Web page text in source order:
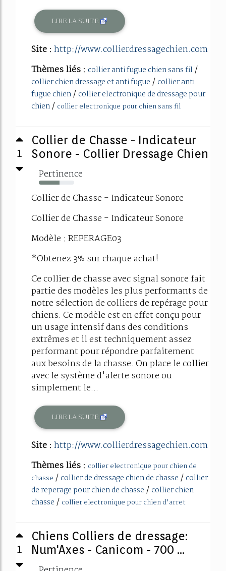
LIRE LA SUITE
Site : http://www.collierdressagechien.com
Thèmes liés : collier anti fugue chien sans fil /
collier chien dressage et anti fugue / collier anti
fugue chien/ collier electronique de dressage pour
chien/ collier electronique pour chien sans fil
1
Collier de Chasse - Indicateur
Sonore - Collier Dressage Chien
Pertinence
58%
Collier de Chasse - Indicateur Sonore
Collier de Chasse - Indicateur Sonore
Modèle : REPERAGE03
*Obtenez 3% sur chaque achat!
Ce collier de chasse avec signal sonore fait
partie des modèles les plus performants de
notre sélection de colliers de repérage pour
chiens. Ce modèle est en effet conçu pour
un usage intensif dans des conditions
extrêmes et il est techniquement assez
performant pour répondre parfaitement
aux besoins de la chasse. On place le collier
avec le système d'alerte sonore ou
simplement le...
LIRE LA SUITE
Site : http://www.collierdressagechien.com
Thèmes liés : collier electronique pour chien de
chasse / collier de dressage chien de chasse / collier
de reperage pour chien de chasse / collier chien
chasse / collier electronique pour chien d'arret
1
Chiens Colliers de dressage:
Num'Axes - Canicom - 700 ...